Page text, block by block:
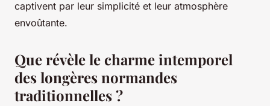
captivent par leur simplicité et leur atmosphère
envoûtante.
Que révèle le charme intemporel
des longères normandes
traditionnelles ?